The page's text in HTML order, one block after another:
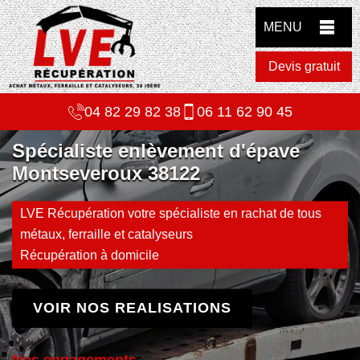
MENU
Devis gratuit
04 82 29 82 38 06 11 62 90 45
Spécialiste enlèvement d'épave
Montseveroux 38122
LVE Récupération votre spécialiste en rachat de tous
métaux, ferraille et catalyseurs
Récupération à domicile
VOIR NOS REALISATIONS